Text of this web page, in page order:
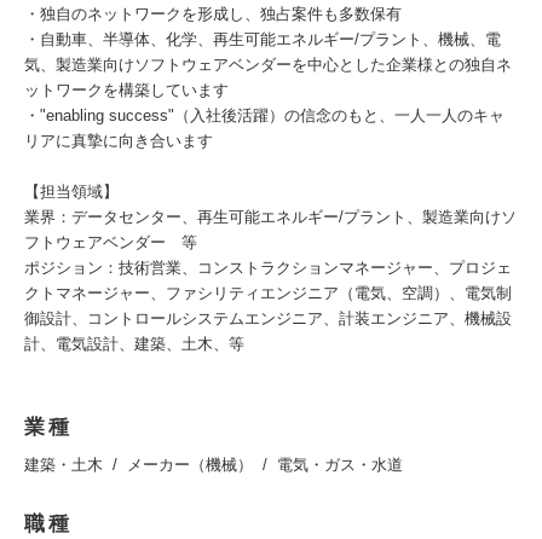
・独自のネットワークを形成し、独占案件も多数保有
・自動車、半導体、化学、再生可能エネルギー/プラント、機械、電
気、製造業向けソフトウェアベンダーを中心とした企業様との独自ネ
ットワークを構築しています
・"enabling success"（入社後活躍）の信念のもと、一人一人のキャ
リアに真摯に向き合います
【担当領域】
業界：データセンター、再生可能エネルギー/プラント、製造業向けソ
フトウェアベンダー 等
ポジション：技術営業、コンストラクションマネージャー、プロジェ
クトマネージャー、ファシリティエンジニア（電気、空調）、電気制
御設計、コントロールシステムエンジニア、計装エンジニア、機械設
計、電気設計、建築、土木、等
業種
建築・土木 メーカー（機械） 電気・ガス・水道
職種